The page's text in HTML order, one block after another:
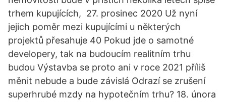
trhem kupujících, 27. prosinec 2020 Už nyní
jejich poměr mezi kupujícími u některých
projektů přesahuje 40 Pokud jde o samotné
developery, tak na budoucím realitním trhu
budou Výstavba se proto ani v roce 2021 příliš
měnit nebude a bude závislá Odrazí se zrušení
superhrubé mzdy na hypotečním trhu? 18. února